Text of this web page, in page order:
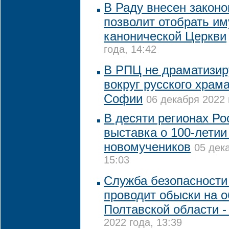
В Раду внесен
позволит отобрать
канонической Церкви
года, 14:42
В РПЦ не
вокруг русского
Софии 06 декабря 2022
В десяти регионах
выставка о 100-
новомучеников 05
15:03
Служба
проводит обыски на
Полтавской области
2022 года, 13:39